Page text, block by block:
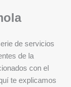
de servicios
de la
con el
te explicamos